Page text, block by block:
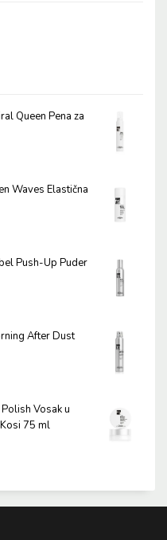
Queen Pena za
Waves Elastična
Push-Up Puder
After Dust
Vosak u
75 ml